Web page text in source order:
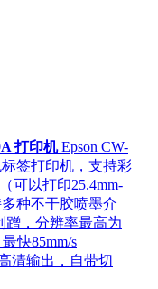
打印机 Epson CW-
签打印机，支持彩
可以打印25.4mm-
种不干胶喷墨介
蹭，分辨率最高为
快85mm/s
清输出，自带切